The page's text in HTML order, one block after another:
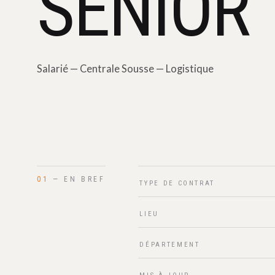
Salarié — Centrale Sousse — Logistique
01 — EN BREF TYPE DE CONTRAT
LIEU
DÉPARTEMENT